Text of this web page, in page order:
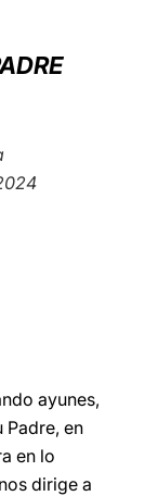
中文
ayunes,
Padre, en
en lo
dirige a